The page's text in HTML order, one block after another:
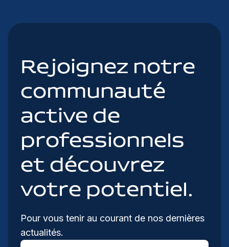
Rejoignez notre
communauté
active de
professionnels
et découvrez
votre potentiel.
Pour vous tenir au courant de nos dernières
actualités.